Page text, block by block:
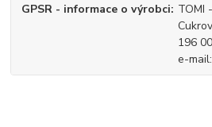
GPSR - informace o výrobci TOMI
196
e-